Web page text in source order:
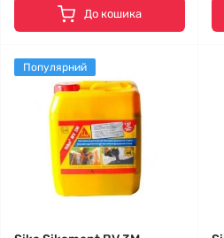
До кошика
Популярний